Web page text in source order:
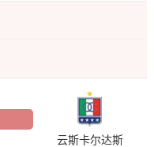
云斯卡尔达斯